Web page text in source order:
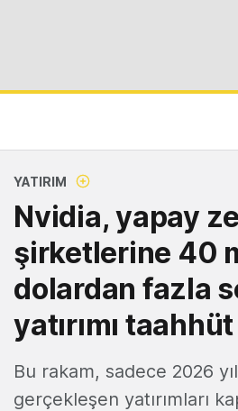
YATIRIM
Nvidia, yapay
şirketlerine 40
dolardan fazla
yatırımı
Bu rakam, sadece 2026
gerçekleşen yatırımları